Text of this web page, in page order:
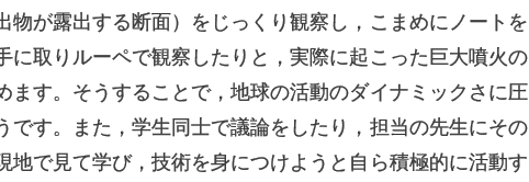
物が露出する断面）をじっくり観察し，こまめにノートを
に取りルーペで観察したりと，実際に起こった巨大噴火の
ます。そうすることで，地球の活動のダイナミックさに圧
です。また，学生同士で議論をしたり，担当の先生にその
地で見て学び，技術を身につけようと自ら積極的に活動す